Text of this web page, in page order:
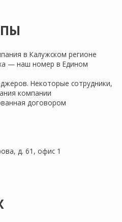
в Калужском регионе
— наш номер в Едином
Некоторые сотрудники,
компании
договором
д. 61, офис 1